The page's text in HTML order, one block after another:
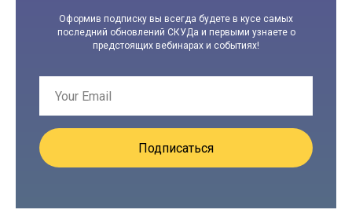
Оформив подписку вы всегда будете в кусе самых
последний обновлений СКУДа и первыми узнаете о
предстоящих вебинарах и событиях!
Подписаться